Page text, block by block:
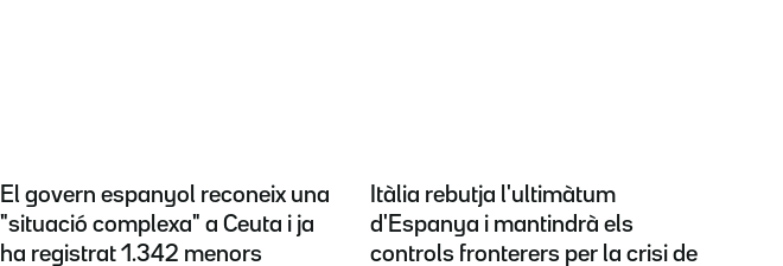
El govern espanyol reconeix una
"situació complexa" a Ceuta i ja
ha registrat 1.342 menors
Itàlia rebutja l'ultimàtum
d'Espanya i mantindrà els
controls fronterers per la crisi de